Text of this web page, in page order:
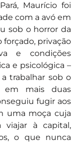
Maurício foi
com a avó em
sob o horror da
forçado, privação
e condições
e psicológica –
trabalhar sob o
em mais duas
fugir aos
uma moça cuja
viajar à capital,
o que nunca